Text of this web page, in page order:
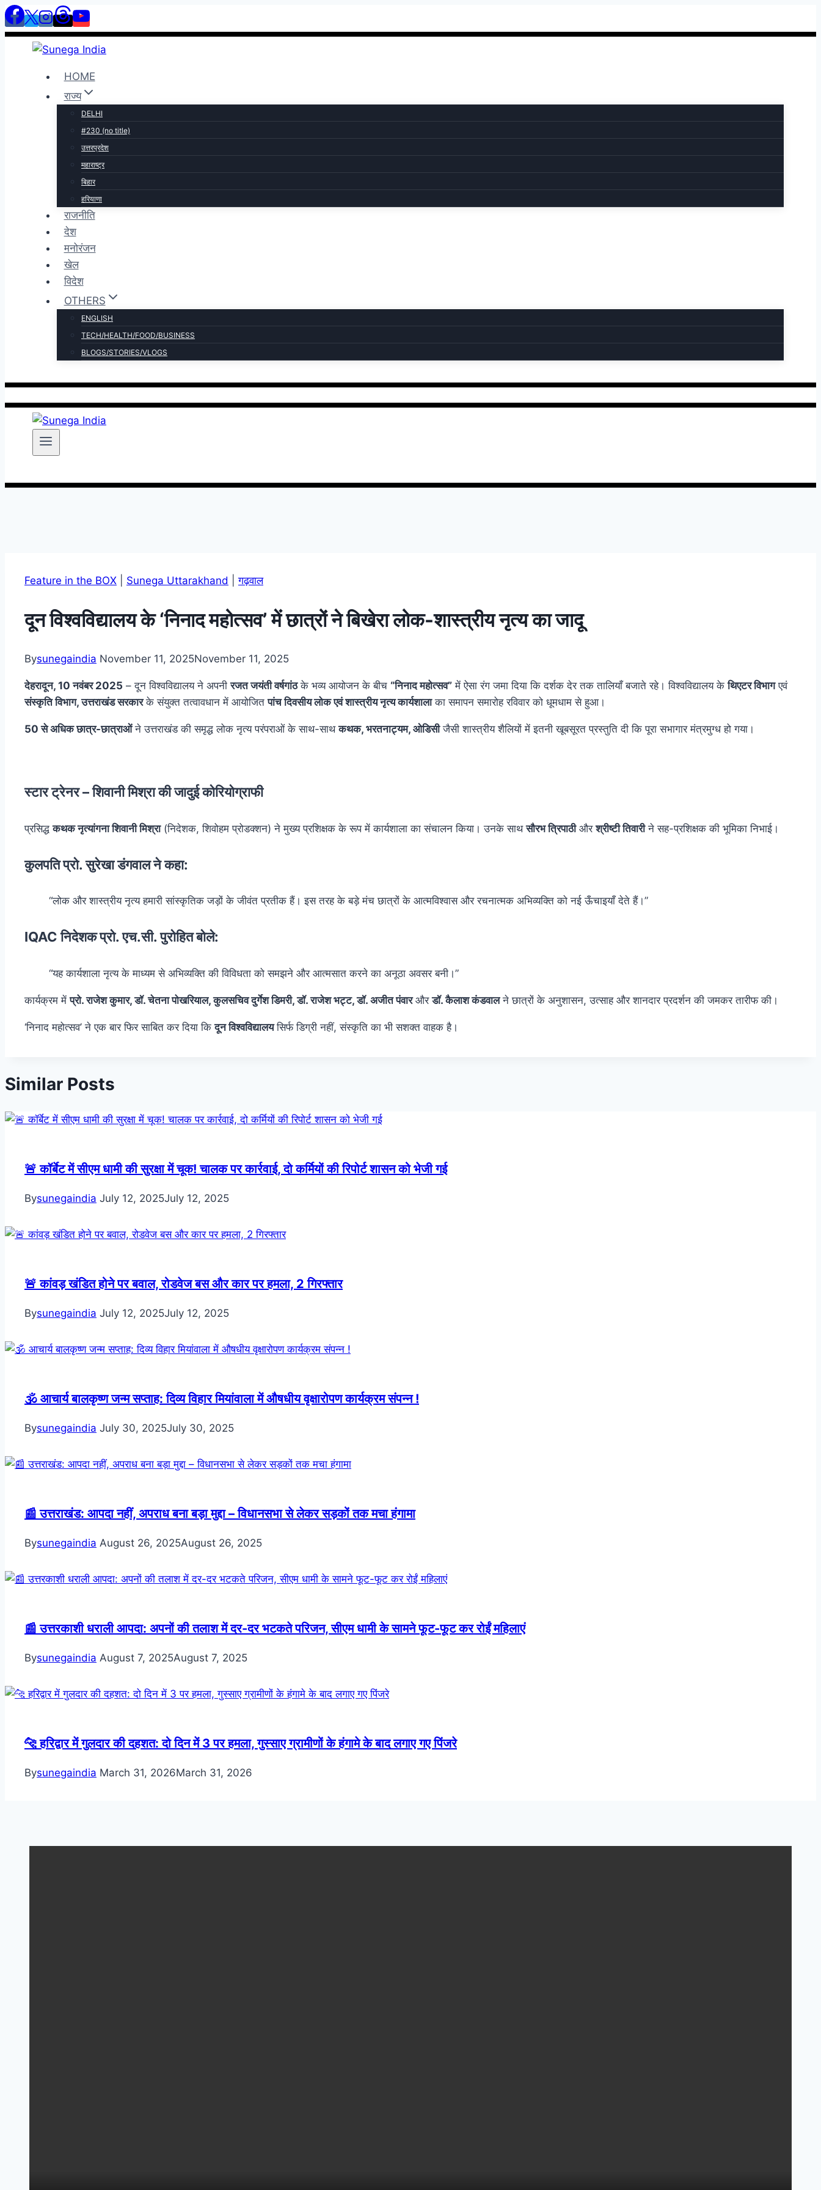
HOME
राज्य
DELHI
#230 (no title)
उत्तरप्रदेश
महाराष्ट्र
बिहार
हरियाणा
राजनीति
देश
मनोरंजन
खेल
विदेश
OTHERS
ENGLISH
TECH/HEALTH/FOOD/BUSINESS
BLOGS/STORIES/VLOGS
Feature in the BOX Sunega Uttarakhand |गढ़वाल
दून विश्वविद्यालय के ‘निनाद महोत्सव’ में छात्रों ने बिखेरा लोक-शास्त्रीय नृत्य का जादू
Bysunegaindia November 11, 2025November 11, 2025
देहरादून, 10 नवंबर 2025 – दून विश्वविद्यालय ने अपनीरजत जयंती वर्षगांठके भव्य आयोजन के बीच “निनाद महोत्सव” में ऐसा रंग जमा दिया कि दर्शक देर तक तालियाँ बजाते रहे। विश्वविद्यालय केथिएटर विभागएवं
संस्कृति विभाग, उत्तराखंड सरकारके संयुक्त तत्वावधान में आयोजितपांच दिवसीय लोक एवं शास्त्रीय नृत्य कार्यशालाका समापन समारोह रविवार को धूमधाम से हुआ।
50 से अधिक छात्र-छात्राओंने उत्तराखंड की समृद्ध लोक नृत्य परंपराओं के साथ-साथकथक, भरतनाट्यम, ओडिसीजैसी शास्त्रीय शैलियों में इतनी खूबसूरत प्रस्तुति दी कि पूरा सभागार मंत्रमुग्ध हो गया।
स्टार ट्रेनर – शिवानी मिश्रा की जादुई कोरियोग्राफी
प्रसिद्धकथक नृत्यांगना शिवानी मिश्रा(निदेशक, शिवोहम प्रोडक्शन) ने मुख्य प्रशिक्षक के रूप में कार्यशाला का संचालन किया। उनके साथसौरभ त्रिपाठीऔरश्रीष्टी तिवारीने सह-प्रशिक्षक की भूमिका निभाई।
कुलपति प्रो. सुरेखा डंगवाल ने कहा:
“लोक और शास्त्रीय नृत्य हमारी सांस्कृतिक जड़ों के जीवंत प्रतीक हैं। इस तरह के बड़े मंच छात्रों के आत्मविश्वास और रचनात्मक अभिव्यक्ति को नई ऊँचाइयाँ देते हैं।”
IQAC निदेशक प्रो. एच.सी. पुरोहित बोले:
“यह कार्यशाला नृत्य के माध्यम से अभिव्यक्ति की विविधता को समझने और आत्मसात करने का अनूठा अवसर बनी।”
कार्यक्रम मेंप्रो. राजेश कुमार, डॉ. चेतना पोखरियाल, कुलसचिव दुर्गेश डिमरी, डॉ. राजेश भट्ट, डॉ. अजीत पंवारऔरडॉ. कैलाश कंडवालने छात्रों के अनुशासन, उत्साह और शानदार प्रदर्शन की जमकर तारीफ की।
‘निनाद महोत्सव’ ने एक बार फिर साबित कर दिया किदून विश्वविद्यालयसिर्फ डिग्री नहीं, संस्कृति का भी सशक्त वाहक है।
Similar Posts
🚨 कॉर्बेट में सीएम धामी की सुरक्षा में चूक! चालक पर कार्रवाई, दो कर्मियों की रिपोर्ट शासन को भेजी गई
Bysunegaindia July 12, 2025July 12, 2025
🚨 कांवड़ खंडित होने पर बवाल, रोडवेज बस और कार पर हमला, 2 गिरफ्तार
Bysunegaindia July 12, 2025July 12, 2025
🕉️ आचार्य बालकृष्ण जन्म सप्ताह: दिव्य विहार मियांवाला में औषधीय वृक्षारोपण कार्यक्रम संपन्न !
Bysunegaindia July 30, 2025July 30, 2025
📰 उत्तराखंड: आपदा नहीं, अपराध बना बड़ा मुद्दा – विधानसभा से लेकर सड़कों तक मचा हंगामा
Bysunegaindia August 26, 2025August 26, 2025
📰 उत्तरकाशी धराली आपदा: अपनों की तलाश में दर-दर भटकते परिजन, सीएम धामी के सामने फूट-फूट कर रोईं महिलाएं
Bysunegaindia August 7, 2025August 7, 2025
🐆 हरिद्वार में गुलदार की दहशत: दो दिन में 3 पर हमला, गुस्साए ग्रामीणों के हंगामे के बाद लगाए गए पिंजरे
Bysunegaindia March 31, 2026March 31, 2026